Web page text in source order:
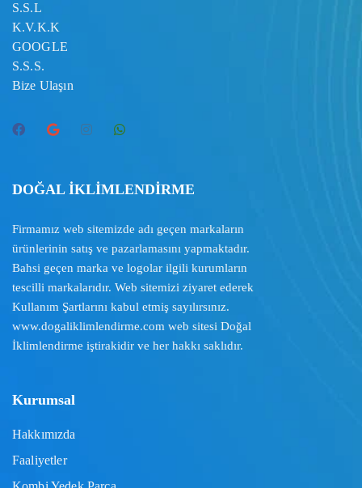
S.S.L
K.V.K.K
GOOGLE
S.S.S.
Bize Ulaşın
DOĞAL İKLİMLENDİRME
Firmamız web sitemizde adı geçen markaların
ürünlerinin satış ve pazarlamasını yapmaktadır.
Bahsi geçen marka ve logolar ilgili kurumların
tescilli markalarıdır. Web sitemizi ziyaret ederek
Kullanım Şartlarını kabul etmiş sayılırsınız.
www.dogaliklimlendirme.com web sitesi Doğal
İklimlendirme iştirakidir ve her hakkı saklıdır.
Kurumsal
Hakkımızda
Faaliyetler